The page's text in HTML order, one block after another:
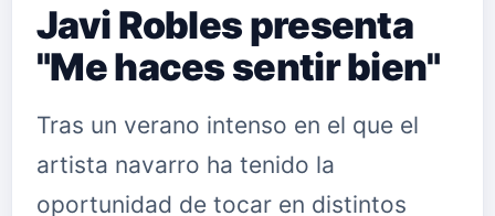
Javi Robles presenta
"Me haces sentir bien"
Tras un verano intenso en el que el
artista navarro ha tenido la
oportunidad de tocar en distintos